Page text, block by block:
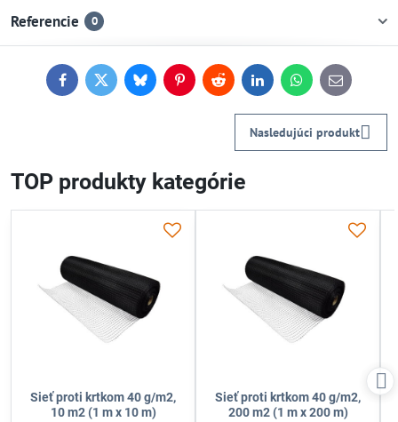
Referencie 0
FacebookTwitterBlueskyPinterestReddit LinkedInWhatsApp
E-
mail
Nasledujúci produkt
TOP produkty kategórie
Sieť proti krtkom 40 g/m2,
10 m2 (1 m x 10 m)
Sieť proti krtkom 40 g/m2,
200 m2 (1 m x 200 m)